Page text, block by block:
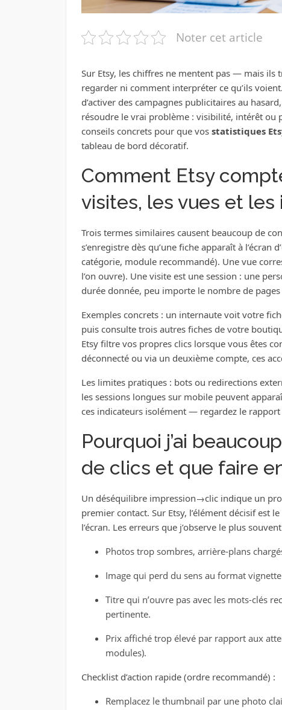
Noter cet article
Sur Etsy, les chiffres ne mentent pas — mais ils
regarder ni comment interpréter ce qu’ils
d’activer des campagnes publicitaires au
résoudre le vrai problème : visibilité, intérêt ou
conseils concrets pour que vos statistiques
tableau de bord décoratif.
Comment Etsy
visites, les vues et les
Trois termes similaires causent beaucoup de
s’enregistre dès qu’une fiche apparaît à
catégorie, module recommandé). Une vue
l’on ouvre). Une visite est une session : une
durée donnée, peu importe le nombre de pages
Exemples concrets : un internaute voit votre
puis consulte trois autres fiches de votre
Etsy filtre vos propres clics lorsque vous êtes
déconnecté ou via un deuxième compte, ces
Les limites pratiques : bots ou redirections
les sessions longues sur mobile peuvent
ces indicateurs isolément — regardez le
Pourquoi j’ai
de clics et que faire
Un déséquilibre impression→clic indique un
premier contact. Sur Etsy, l’élément décisif est le
l’écran. Les erreurs que j’observe le plus
Photos trop sombres, arrière-plans
Image qui perd du sens au format
Titre qui n’ouvre pas avec les mots-clés
pertinente.
Prix affiché trop élevé par rapport aux
modules).
Checklist d’action rapide (ordre recommandé) :
Remplacez le thumbnail par une photo